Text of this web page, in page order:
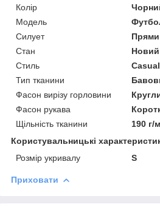
Колір
Модель
Силует
Стан
Новий
Стиль
Casual
Тип тканини
Фасон вирізу горловини
Фасон рукава
Щільність тканини
190 г/
Користувальницькі
Розмір укривалу
S
Приховати